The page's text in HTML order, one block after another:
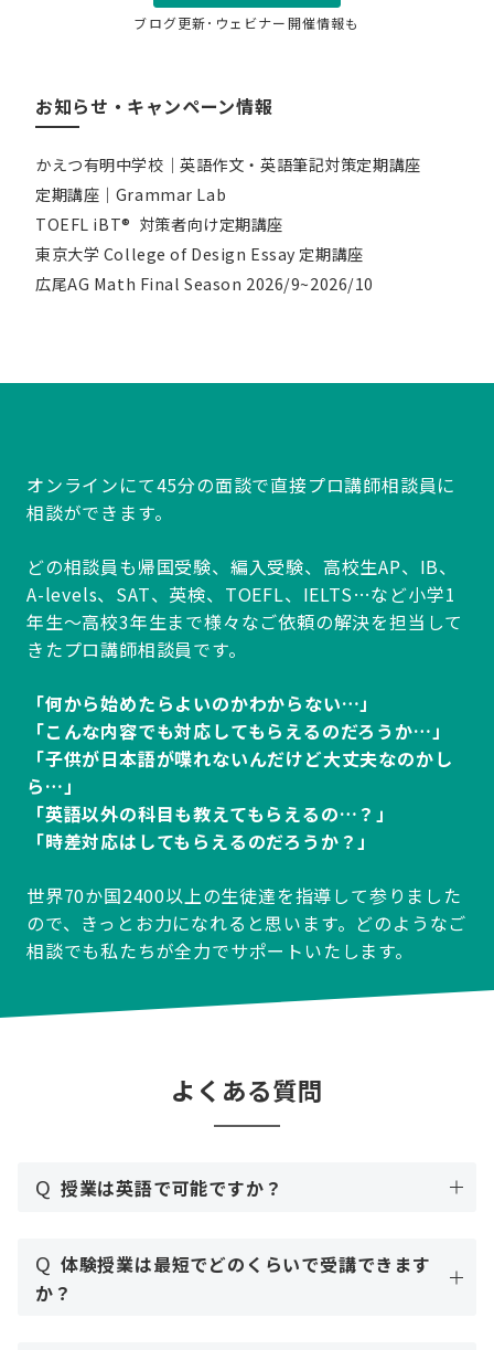
ブログ更新･ウェビナー開催情報も
お知らせ・キャンペーン情報
かえつ有明中学校｜英語作文・英語筆記対策定期講座
定期講座｜Grammar Lab
TOEFL iBT® 対策者向け定期講座
東京大学 College of Design Essay 定期講座
広尾AG Math Final Season 2026/9~2026/10
オンラインにて45分の面談で直接プロ講師相談員に
相談ができます。
どの相談員も帰国受験、編入受験、高校生AP、IB、
A-levels、SAT、英検、TOEFL、IELTS…など小学1
年生～高校3年生まで様々なご依頼の解決を担当して
きたプロ講師相談員です。
「何から始めたらよいのかわからない…」
「こんな内容でも対応してもらえるのだろうか…」
「子供が日本語が喋れないんだけど大丈夫なのかし
ら…」
「英語以外の科目も教えてもらえるの…？」
「時差対応はしてもらえるのだろうか？」
世界70か国2400以上の生徒達を指導して参りました
ので、きっとお力になれると思います。どのようなご
相談でも私たちが全力でサポートいたします。
よくある質問
Q 授業は英語で可能ですか？
Q 体験授業は最短でどのくらいで受講できます
か？